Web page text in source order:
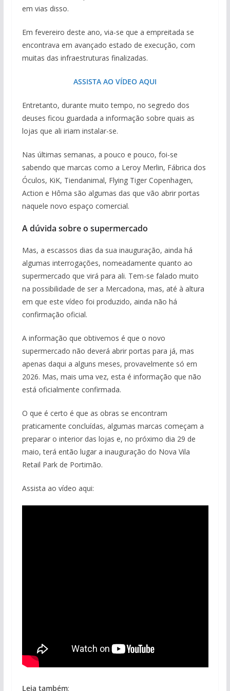
em vias disso.
Em fevereiro deste ano, via-se que a empreitada se
encontrava em avançado estado de execução, com
muitas das infraestruturas finalizadas.
ASSISTA AO VÍDEO AQUI
Entretanto, durante muito tempo, no segredo dos
deuses ficou guardada a informação sobre quais as
lojas que ali iriam instalar-se.
Nas últimas semanas, a pouco e pouco, foi-se
sabendo que marcas como a Leroy Merlin, Fábrica dos
Óculos, KiK, Tiendanimal, Flying Tiger Copenhagen,
Action e Hôma são algumas das que vão abrir portas
naquele novo espaço comercial.
A dúvida sobre o supermercado
Mas, a escassos dias da sua inauguração, ainda há
algumas interrogações, nomeadamente quanto ao
supermercado que virá para ali. Tem-se falado muito
na possibilidade de ser a Mercadona, mas, até à altura
em que este vídeo foi produzido, ainda não há
confirmação oficial.
A informação que obtivemos é que o novo
supermercado não deverá abrir portas para já, mas
apenas daqui a alguns meses, provavelmente só em
2026. Mas, mais uma vez, esta é informação que não
está oficialmente confirmada.
O que é certo é que as obras se encontram
praticamente concluídas, algumas marcas começam a
preparar o interior das lojas e, no próximo dia 29 de
maio, terá então lugar a inauguração do Nova Vila
Retail Park de Portimão.
Assista ao vídeo aqui:
Leia também: